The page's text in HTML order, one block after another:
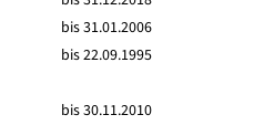
bis 31.01.2006
bis 22.09.1995
bis 30.11.2010